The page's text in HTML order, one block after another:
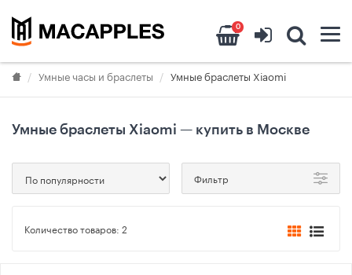
0
Умные часы и браслеты Умные браслеты Xiaomi
Умные браслеты Xiaomi — купить в Москве
Фильтр
Количество товаров: 2